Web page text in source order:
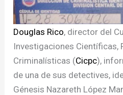
Douglas Rico, director del
Investigaciones Científicas,
Criminalísticas (Cicpc),
de una de sus detectives,
Génesis Nazareth López